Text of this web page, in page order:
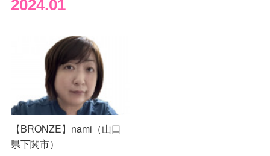
2024.01
【BRONZE】nami（山口
県下関市）